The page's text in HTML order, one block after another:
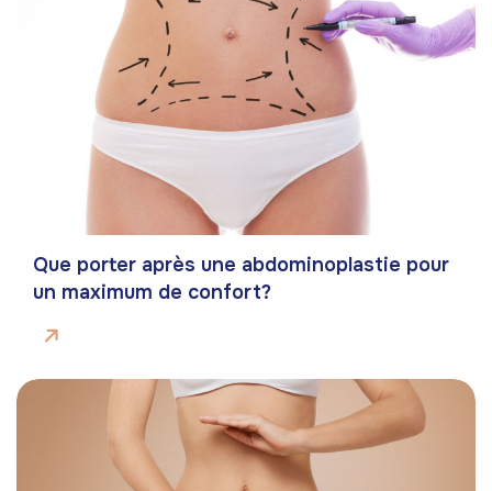
Que porter après une abdominoplastie pour
un maximum de confort?